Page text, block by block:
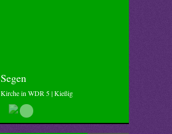
Segen
Kirche in WDR 5 | Kießig